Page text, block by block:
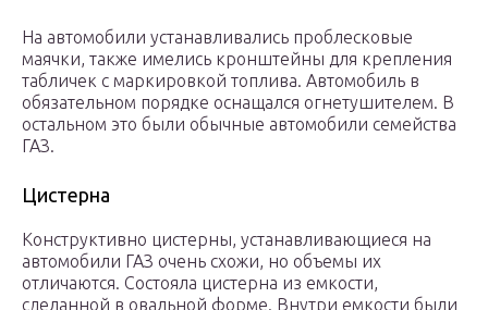
На автомобили устанавливались проблесковые
маячки, также имелись кронштейны для крепления
табличек с маркировкой топлива. Автомобиль в
обязательном порядке оснащался огнетушителем. В
остальном это были обычные автомобили семейства
ГАЗ.
Цистерна
Конструктивно цистерны, устанавливающиеся на
автомобили ГАЗ очень схожи, но объемы их
отличаются. Состояла цистерна из емкости,
сделанной в овальной форме. Внутри емкости были